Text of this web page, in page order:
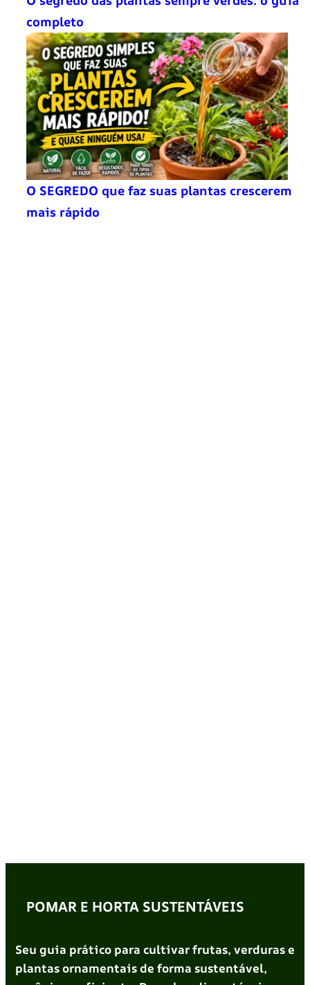
completo
O SEGREDO que faz suas plantas crescerem
mais rápido
POMAR E HORTA SUSTENTÁVEIS
Seu guia prático para cultivar frutas, verduras e
plantas ornamentais de forma sustentável,